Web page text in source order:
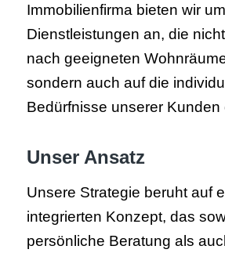
Immobilienfirma bieten wir
Dienstleistungen an, die
nach geeigneten
sondern auch auf die
Bedürfnisse unserer Kunden
Unser Ansatz
Unsere Strategie beruht auf
integrierten Konzept, das
persönliche Beratung als